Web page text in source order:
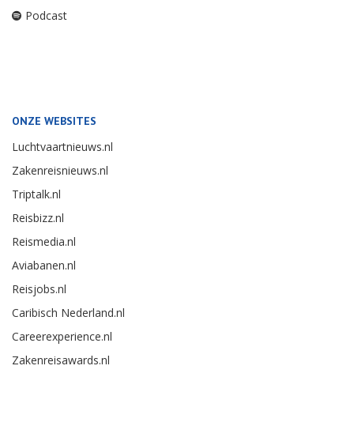
Podcast
ONZE WEBSITES
Luchtvaartnieuws.nl
Zakenreisnieuws.nl
Triptalk.nl
Reisbizz.nl
Reismedia.nl
Aviabanen.nl
Reisjobs.nl
Caribisch Nederland.nl
Careerexperience.nl
Zakenreisawards.nl